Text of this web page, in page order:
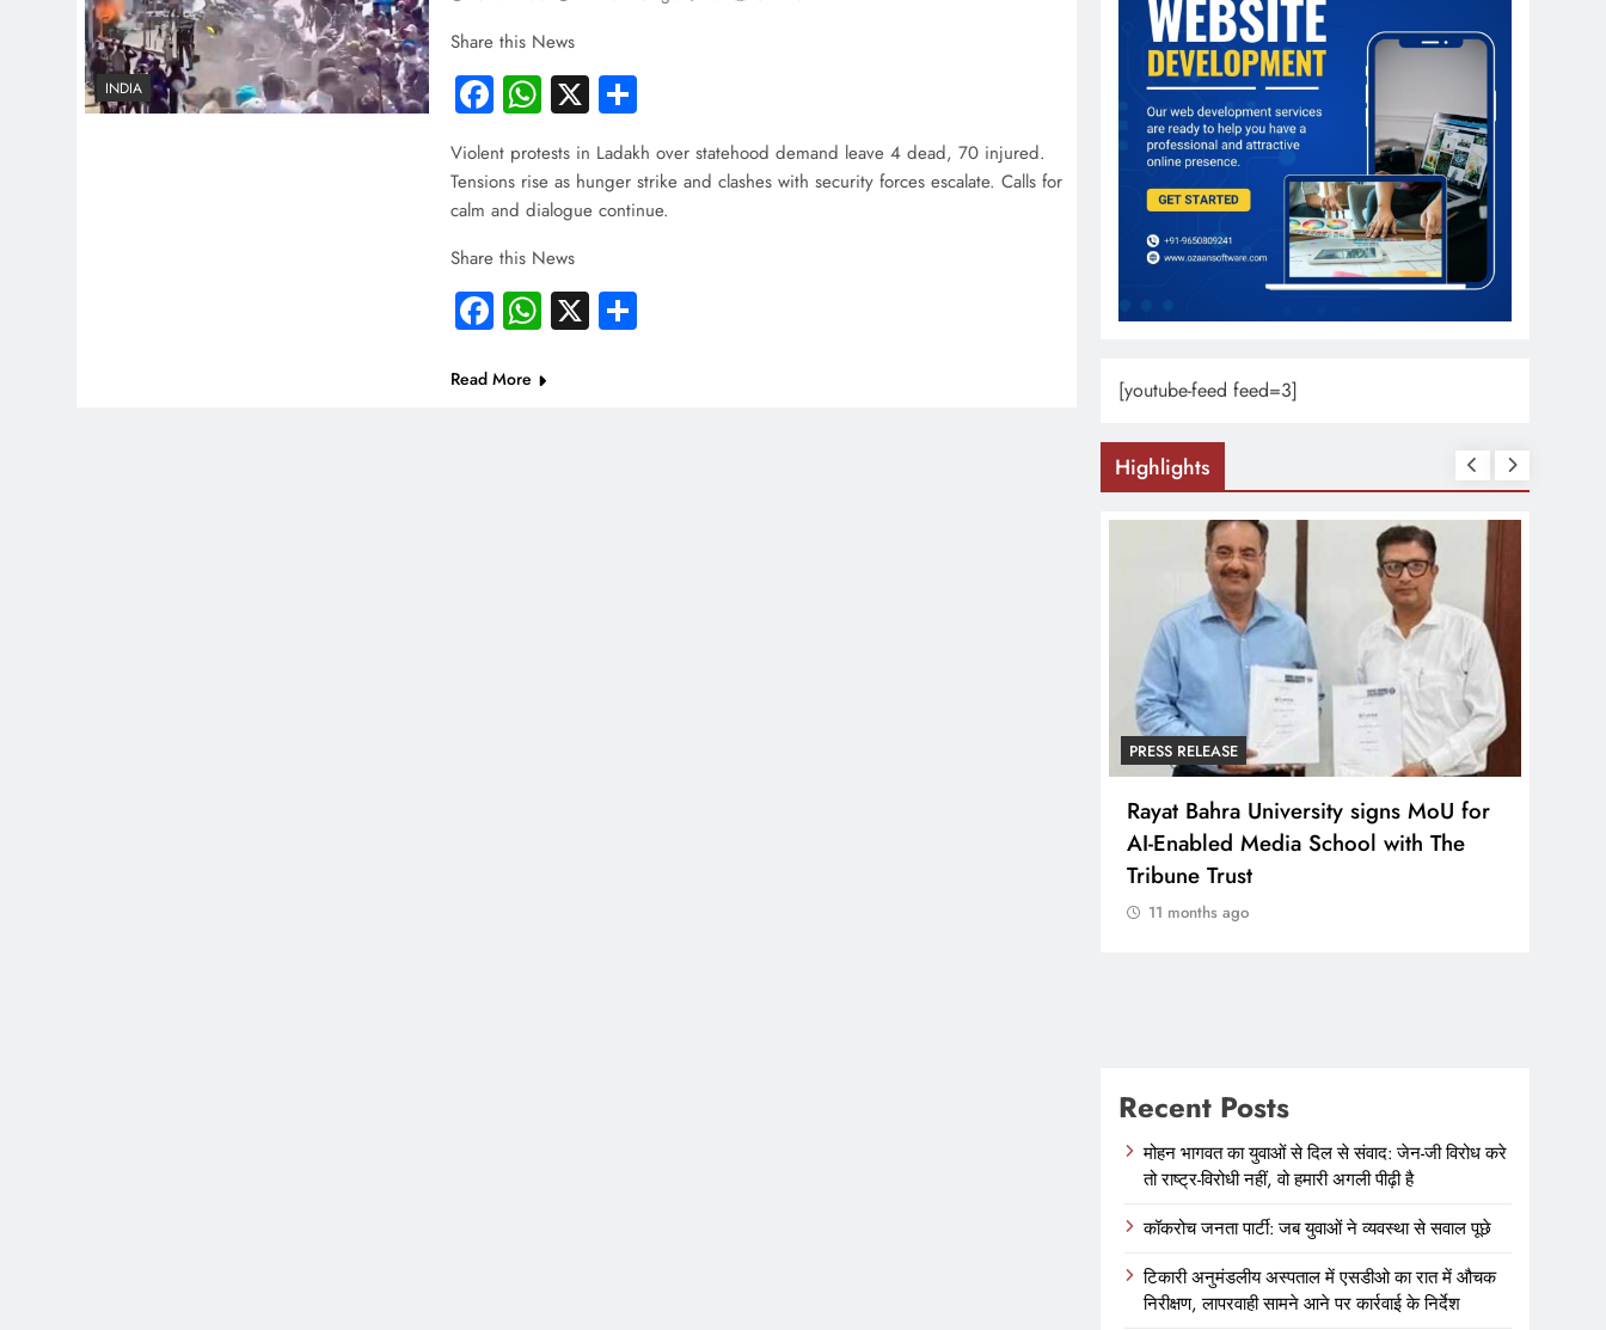
INDIA
Share this News
Facebook
WhatsApp
X
Violent protests in Ladakh over statehood demand leave 4 dead, 70 injured.
Tensions rise as hunger strike and clashes with security forces escalate. Calls for
calm and dialogue continue.
Share this News
Facebook
WhatsApp
X
Read More [youtube-feed feed=3]
Highlights
PRESS RELEASE
Rayat Bahra University signs MoU for
AI-Enabled Media School with The
Tribune Trust
11 months ago
Recent Posts
मोहन भागवत का युवाओं से दिल से संवाद: जेन-जी विरोध करे
तो राष्ट्र-विरोधी नहीं, वो हमारी अगली पीढ़ी है
कॉकरोच जनता पार्टी: जब युवाओं ने व्यवस्था से सवाल पूछे
टिकारी अनुमंडलीय अस्पताल में एसडीओ का रात में औचक
निरीक्षण, लापरवाही सामने आने पर कार्रवाई के निर्देश